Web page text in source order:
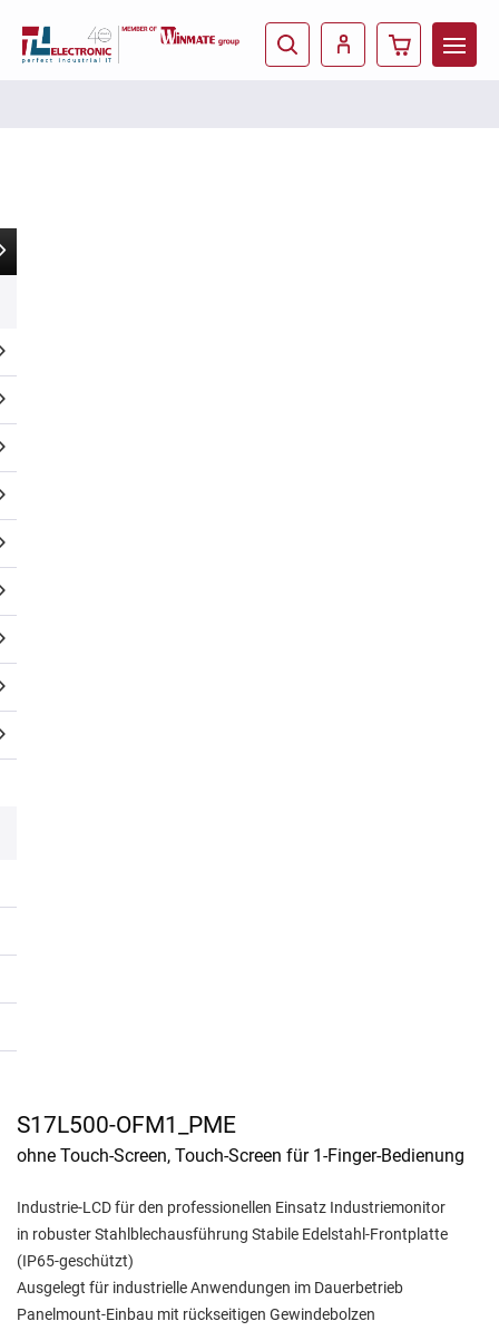
S17L500-OFM1_PME
ohne Touch-Screen, Touch-Screen für 1-Finger-Bedienung
Industrie-LCD für den professionellen Einsatz Industriemonitor
in robuster Stahlblechausführung Stabile Edelstahl-Frontplatte
(IP65-geschützt)
Ausgelegt für industrielle Anwendungen im Dauerbetrieb
Panelmount-Einbau mit rückseitigen Gewindebolzen